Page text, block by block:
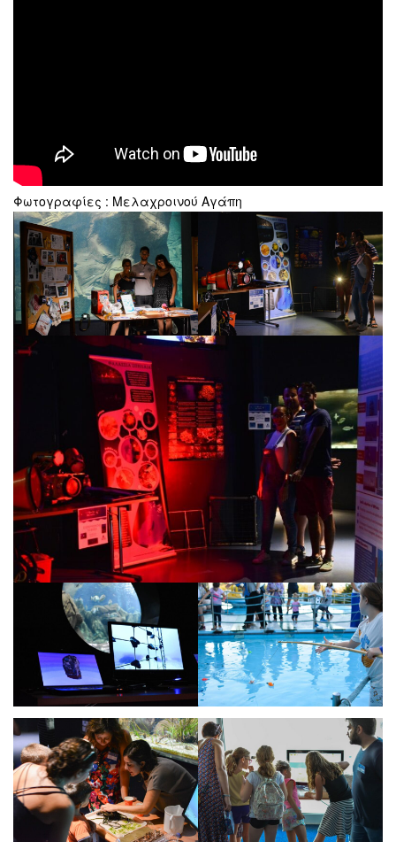
Φωτογραφίες : Μελαχροινού Αγάπη